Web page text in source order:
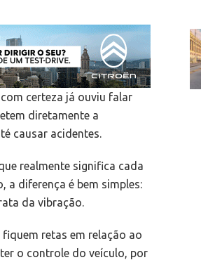
certeza já ouviu falar
diretamente a
causar acidentes.
realmente significa cada
a diferença é bem simples:
da vibração.
retas em relação ao
o controle do veículo, por